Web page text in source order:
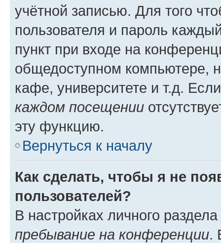
учётной записью. Для того
пользователя и пароль
пункт при входе на
общедоступном компьютере,
кафе, университете и т.д.
каждом посещении
эту функцию.
Вернуться к началу
Как сделать, чтобы я не
пользователей?
В настройках личного
пребывание на конференции.